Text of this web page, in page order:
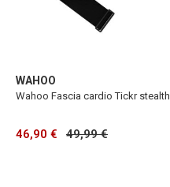
WAHOO
Wahoo Fascia cardio Tickr stealth
46,90 € 49,99 €